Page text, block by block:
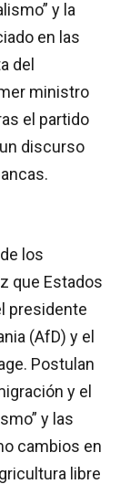
y la
en las
del
ministro
el partido
discurso
los
que Estados
presidente
(AfD) y el
Postulan
y el
y las
cambios en
libre